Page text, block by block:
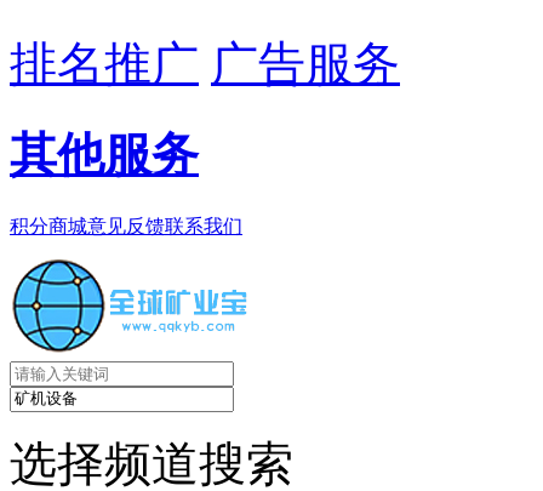
排名推广 广告服务
其他服务
积分商城意见反馈联系我们
选择频道搜索